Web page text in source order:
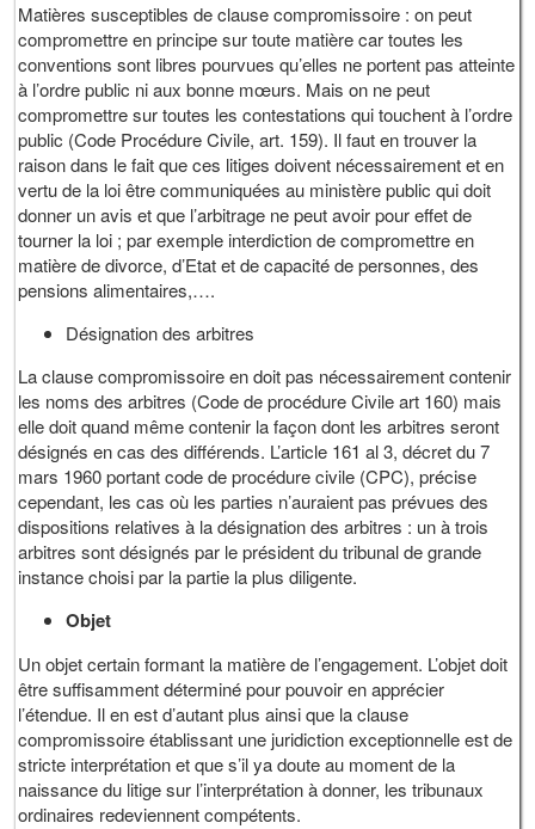
Matières susceptibles de clause compromissoire : on peut
compromettre en principe sur toute matière car toutes les
conventions sont libres pourvues qu’elles ne portent pas atteinte
à l’ordre public ni aux bonne mœurs. Mais on ne peut
compromettre sur toutes les contestations qui touchent à l’ordre
public (Code Procédure Civile, art. 159). Il faut en trouver la
raison dans le fait que ces litiges doivent nécessairement et en
vertu de la loi être communiquées au ministère public qui doit
donner un avis et que l’arbitrage ne peut avoir pour effet de
tourner la loi ; par exemple interdiction de compromettre en
matière de divorce, d’Etat et de capacité de personnes, des
pensions alimentaires,….
Désignation des arbitres
La clause compromissoire en doit pas nécessairement contenir
les noms des arbitres (Code de procédure Civile art 160) mais
elle doit quand même contenir la façon dont les arbitres seront
désignés en cas des différends. L’article 161 al 3, décret du 7
mars 1960 portant code de procédure civile (CPC), précise
cependant, les cas où les parties n’auraient pas prévues des
dispositions relatives à la désignation des arbitres : un à trois
arbitres sont désignés par le président du tribunal de grande
instance choisi par la partie la plus diligente.
Objet
Un objet certain formant la matière de l’engagement. L’objet doit
être suffisamment déterminé pour pouvoir en apprécier
l’étendue. Il en est d’autant plus ainsi que la clause
compromissoire établissant une juridiction exceptionnelle est de
stricte interprétation et que s’il ya doute au moment de la
naissance du litige sur l’interprétation à donner, les tribunaux
ordinaires redeviennent compétents.